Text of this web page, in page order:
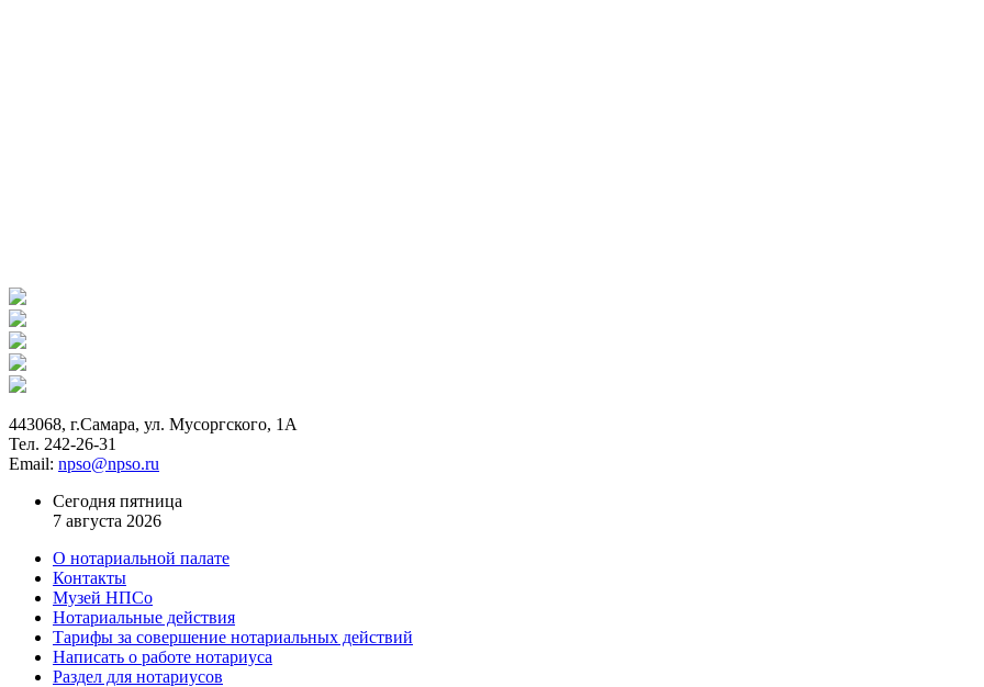
443068, г.Самара, ул. Мусоргского, 1А
Тел. 242-26-31
Email: npso@npso.ru
Сегодня пятница
7 августа 2026
О нотариальной палате
Контакты
Музей НПСо
Нотариальные действия
Тарифы за совершение нотариальных действий
Написать о работе нотариуса
Раздел для нотариусов